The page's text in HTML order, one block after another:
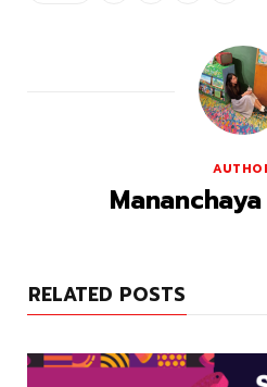
RELATED POSTS